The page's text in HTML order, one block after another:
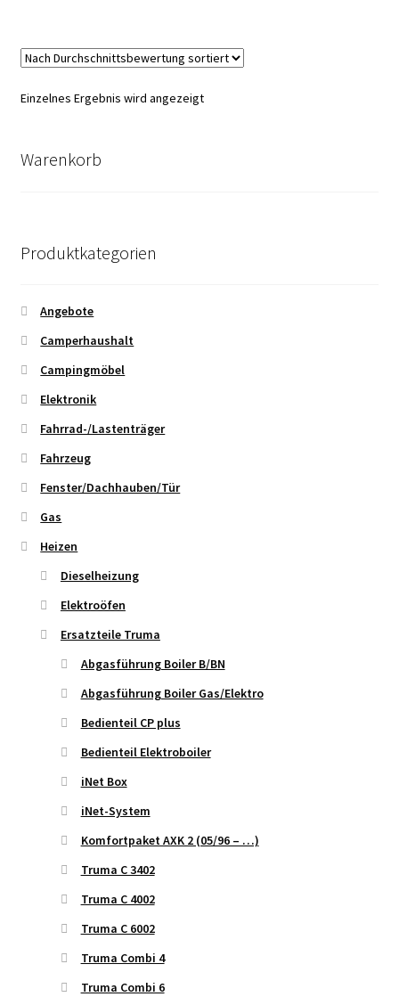
Einzelnes Ergebnis wird angezeigt
Warenkorb
Produktkategorien
Angebote
Camperhaushalt
Campingmöbel
Elektronik
Fahrrad-/Lastenträger
Fahrzeug
Fenster/Dachhauben/Tür
Gas
Heizen
Dieselheizung
Elektroöfen
Ersatzteile Truma
Abgasführung Boiler B/BN
Abgasführung Boiler Gas/Elektro
Bedienteil CP plus
Bedienteil Elektroboiler
iNet Box
iNet-System
Komfortpaket AXK 2 (05/96 – …)
Truma C 3402
Truma C 4002
Truma C 6002
Truma Combi 4
Truma Combi 6